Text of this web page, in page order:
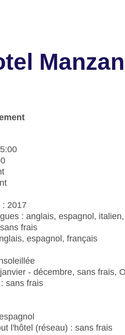
: 2017
: anglais, espagnol,
frais
espagnol, français
- décembre, sans frais,
sans frais
l'hôtel (réseau) : sans frais